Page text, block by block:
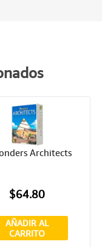
Architects
$64.80
AÑADIR AL
CARRITO